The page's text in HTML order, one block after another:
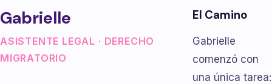
Gabrielle
ASISTENTE LEGAL · DERECHO
MIGRATORIO
El Camino
Gabrielle
comenzó con
una única tarea: